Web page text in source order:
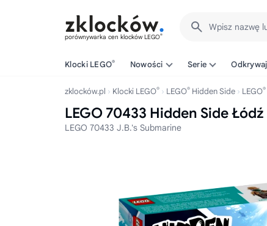
porównywarka cen klocków LEGO®
Wpisz nazwę
Klocki LEGO® Nowości Serie Odkrywaj
zklocków.pl Klocki LEGO® LEGO® Hidden Side LEGO®
LEGO 70433 Hidden Side
LEGO 70433 J.B.'s Submarine